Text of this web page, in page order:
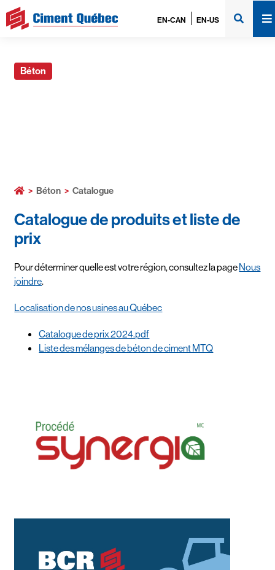
EN-CAN EN-US
Béton
>Béton >Catalogue
Catalogue de produits et liste de
prix
Pour déterminer quelle est votre région, consultez la pageNous
joindre.
Localisation de nos usines au Québec
Catalogue de prix 2024.pdf
Liste des mélanges de béton de ciment MTQ